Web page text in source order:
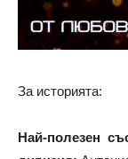
За историята:
Най-полезен